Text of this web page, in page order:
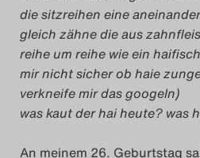
Das
Das
die sitzreihen eine
gleich zähne die aus
reihe um reihe wie ein
mir nicht sicher ob haie
verkneife mir das googeln)
was kaut der hai heute? was
An meinem 26. Geburtstag